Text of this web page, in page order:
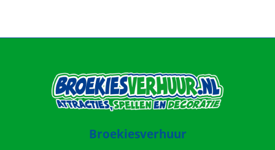
Broekiesverhuur